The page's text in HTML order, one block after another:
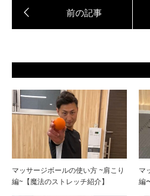
マッサージボールの使い方 ~肩こり
編~【魔法のストレッチ紹介】
マ
編